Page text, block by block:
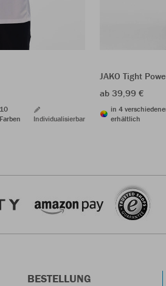
10
Farben
Individualisierbar
JAKO Tight
ab 39,99 €
in 4
erhältlich
BESTELLUNG